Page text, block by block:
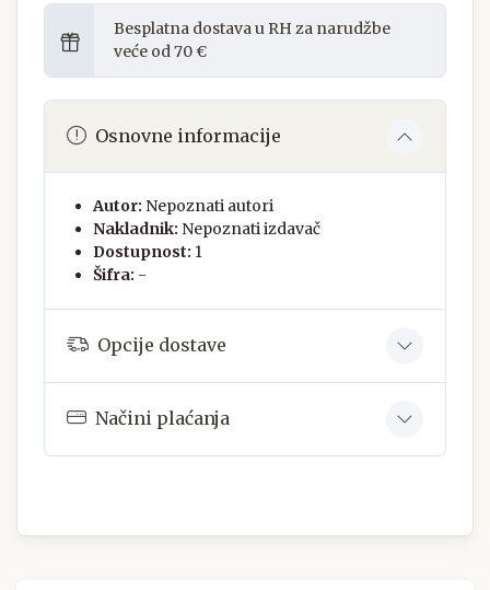
Besplatna dostava u RH za narudžbe
veće od 70 €
Osnovne informacije
Autor: Nepoznati autori
Nakladnik: Nepoznati izdavač
Dostupnost: 1
Šifra: -
Opcije dostave
Načini plaćanja